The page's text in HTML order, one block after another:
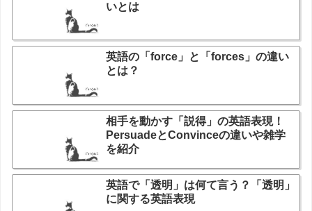
いとは
英語の「force」と「forces」の違い
とは？
相手を動かす「説得」の英語表現！
PersuadeとConvinceの違いや雑学
を紹介
英語で「透明」は何て言う？「透明」
に関する英語表現